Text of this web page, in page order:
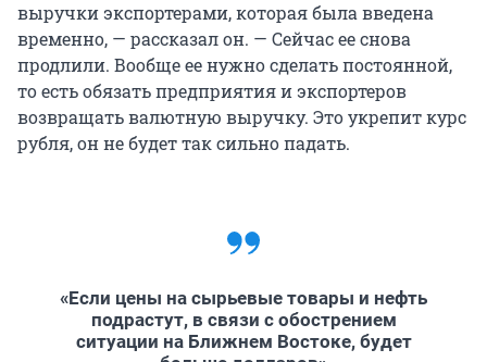
выручки экспортерами, которая была введена
временно, — рассказал он. — Сейчас ее снова
продлили. Вообще ее нужно сделать постоянной,
то есть обязать предприятия и экспортеров
возвращать валютную выручку. Это укрепит курс
рубля, он не будет так сильно падать.
«Если цены на сырьевые товары и нефть
подрастут, в связи с обострением
ситуации на Ближнем Востоке, будет